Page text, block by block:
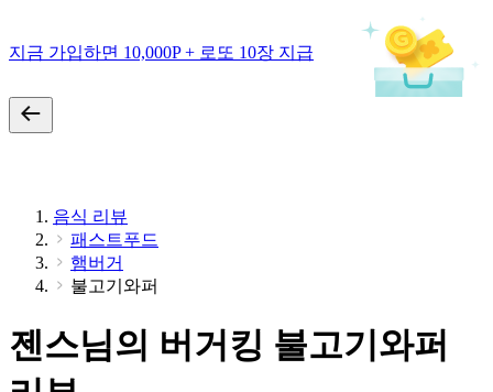
지금 가입하면 10,000P + 로또 10장 지급
음식 리뷰
패스트푸드
햄버거
불고기와퍼
젠스님의 버거킹 불고기와퍼